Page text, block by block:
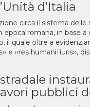
d’Italia
circa il sistema delle
epoca romana, in base a
il quale oltre a
e ‹‹res humanii iuris››,
pubblici